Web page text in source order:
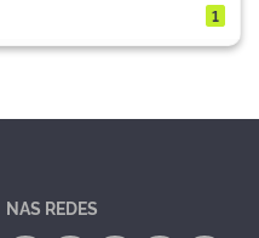
1
NAS REDES